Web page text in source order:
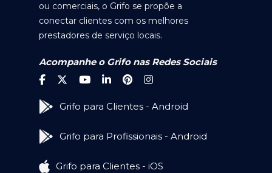
ou comerciais, o Grifo se propõe a
conectar clientes com os melhores
prestadores de serviço locais.
Acompanhe o Grifo nas Redes Sociais
Grifo para Clientes - Android
Grifo para Profissionais - Android
Grifo para Clientes - iOS